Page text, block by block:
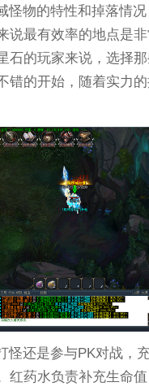
怪物的特性和掉落情
说最有效率的地点是
石的玩家来说，选择
错的开始，随着实力
怪还是参与PK对战，
红药水负责补充生命